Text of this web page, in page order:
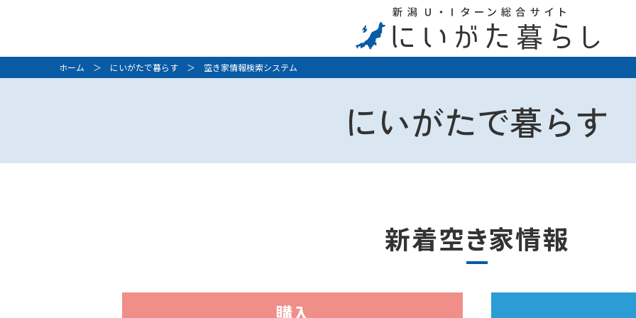
ホーム ＞ にいがたで暮らす ＞ 空き家情報検索システム
にいがたで暮らす
新着空き家情報
購入